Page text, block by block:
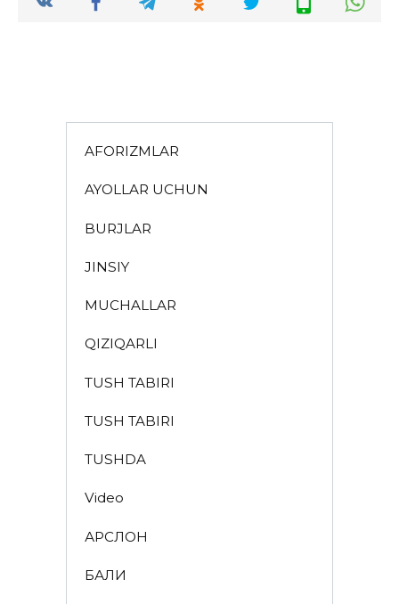
AFORIZMLAR
AYOLLAR UCHUN
BURJLAR
JINSIY
MUCHALLAR
QIZIQARLI
TUSH TABIRI
TUSH TABIRI
TUSHDA
Video
АРСЛОН
БАЛИҚ